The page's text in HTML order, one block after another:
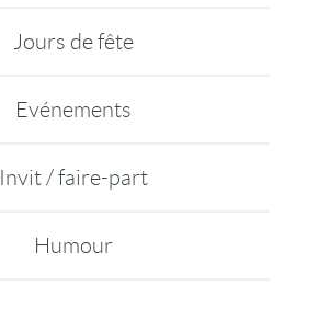
Jours de fête
Evénements
Invit / faire-part
Humour